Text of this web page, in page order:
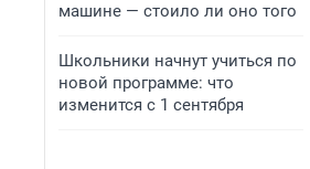
машине — стоило ли оно того
Школьники начнут учиться по
новой программе: что
изменится с 1 сентября